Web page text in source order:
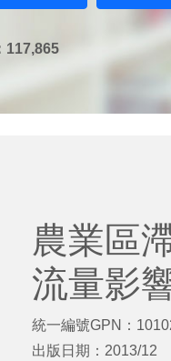
117,865
農業區
流量影
統一編號GPN：
出版日期：2013/12